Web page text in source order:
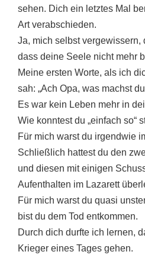
sehen. Dich ein letztes Mal
Art verabschieden.
Ja, mich selbst vergewissern,
dass deine Seele nicht mehr
Meine ersten Worte, als ich
sah: „Ach Opa, was machst
Es war kein Leben mehr in
Wie konntest du „einfach so“
Für mich warst du irgendwie
Schließlich hattest du den
und diesen mit einigen
Aufenthalten im Lazarett
Für mich warst du quasi
bist du dem Tod entkommen.
Durch dich durfte ich lernen,
Krieger eines Tages gehen.